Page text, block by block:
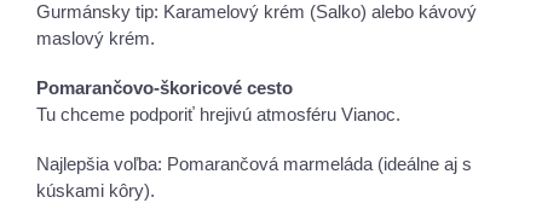
Gurmánsky tip: Karamelový krém (Salko) alebo kávový
maslový krém.
Pomarančovo-škoricové cesto
Tu chceme podporiť hrejivú atmosféru Vianoc.
Najlepšia voľba: Pomarančová marmeláda (ideálne aj s
kúskami kôry).